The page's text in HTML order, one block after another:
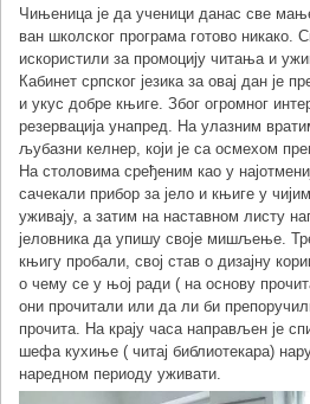
Чињеница је да ученици данас све
ван школског програма готово никако.
искористили за промоцију читања и
Кабинет српског језика за овај дан је
и укус добре књиге. Због огромног
резервација унапред. На улазним
љубазни келнер, који је са осмехом
На столовима сређеним као у
сачекали прибор за јело и књиге у
уживају, а затим на наставном листу
јеловника да упишу своје мишљење.
књигу пробали, свој став о дизајну
о чему се у њој ради ( на основу
они прочитали или да ли би
прочита. На крају часа направљен је
шефа кухиње ( читај библиотекара)
наредном периоду уживати.